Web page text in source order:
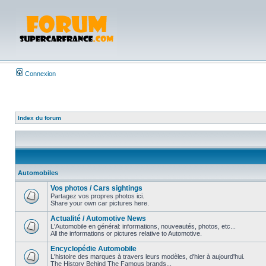
Connexion
Index du forum
Automobiles
Vos photos / Cars sightings
Partagez vos propres photos ici.
Share your own car pictures here.
Actualité / Automotive News
L'Automobile en général: informations, nouveautés, photos, etc...
All the informations or pictures relative to Automotive.
Encyclopédie Automobile
L'histoire des marques à travers leurs modèles, d'hier à aujourd'hui.
The History Behind The Famous brands...